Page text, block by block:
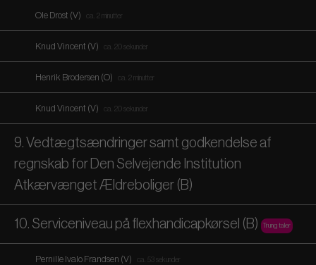
Ole Drost (V) ca. 2 minutter
Knud Vincent (V) ca. 20 sekunder
Henrik Brodersen (O) ca. 2 minutter
Knud Vincent (V) ca. 20 sekunder
9. Vedtægtsændringer samt godkendelse af
regnskab for Den Selvejende Institution
Atkærvænget Ældreboliger (B)
10. Serviceniveau på flexhandicapkørsel (B) Trung taler
Pernille Ivalo Frandsen (V) ca. 53 sekunder